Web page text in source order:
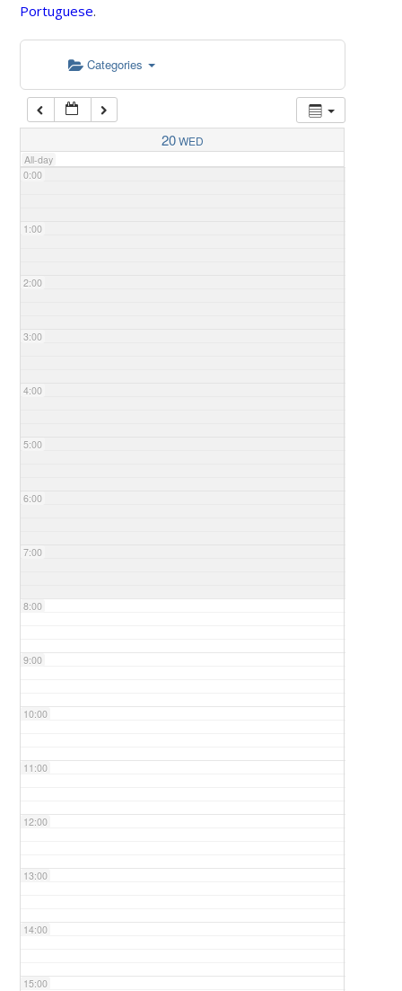
Portuguese.
Categories
20WED
All-day
0:00
1:00
2:00
3:00
4:00
5:00
6:00
7:00
8:00
9:00
10:00
11:00
12:00
13:00
14:00
15:00